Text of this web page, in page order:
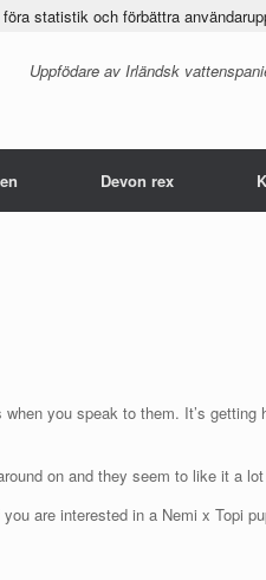
Uppfödare av Irländsk
Devon rex
you speak to them. It’s
on and they seem to like it a lot
are interested in a Nemi x Topi
statistik och förbättra